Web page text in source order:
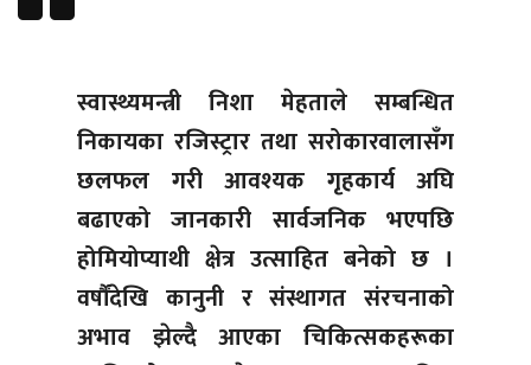
स्वास्थ्यमन्त्री निशा मेहताले सम्बन्धित
निकायका रजिस्ट्रार तथा सरोकारवालासँग
छलफल गरी आवश्यक गृहकार्य अघि
बढाएको जानकारी सार्वजनिक भएपछि
होमियोप्याथी क्षेत्र उत्साहित बनेको छ ।
वर्षौंदेखि कानुनी र संस्थागत संरचनाको
अभाव झेल्दै आएका चिकित्सकहरूका